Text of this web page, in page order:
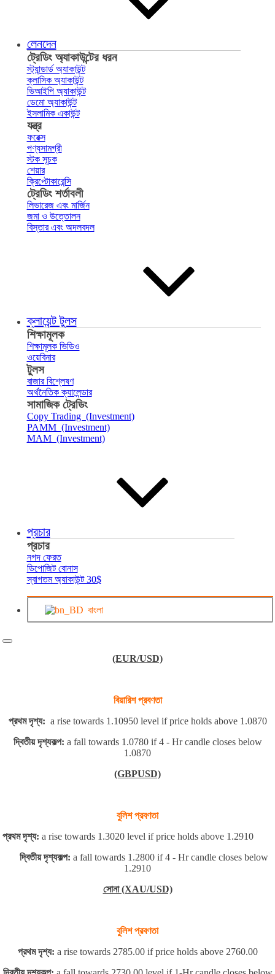
লেনদেন
ট্রেডিং অ্যাকাউন্টের ধরন
স্ট্যান্ডার্ড অ্যাকাউন্ট
ক্লাসিক অ্যাকাউন্ট
ভিআইপি অ্যাকাউন্ট
ডেমো অ্যাকাউন্ট
ইসলামিক একাউন্ট
যন্ত্র
ফরেক্স
পণ্যসামগ্রী
স্টক সূচক
শেয়ার
ক্রিপ্টোকারেন্সি
ট্রেডিং শর্তাবলী
লিভারেজ এবং মার্জিন
জমা ও উত্তোলন
বিস্তার এবং অদলবদল
ক্লায়েন্ট টুলস
শিক্ষামূলক
শিক্ষামূলক ভিডিও
ওয়েবিনার
টুলস
বাজার বিশ্লেষণ
অর্থনৈতিক ক্যালেন্ডার
সামাজিক ট্রেডিং
Copy Trading (Investment)
PAMM (Investment)
MAM (Investment)
প্রচার
প্রচার
নগদ ফেরত
ডিপোজিট বোনাস
স্বাগতম অ্যাকাউন্ট 30$
বাংলা
(EUR/USD)
বিয়ারিশ প্রবণতা
প্রথম দৃশ্য: a rise towards 1.10950 level if price holds above 1.0870
দ্বিতীয় দৃশ্যকল্প: a fall towards 1.0780 if 4 - Hr candle closes below
1.0870
(GBPUSD)
বুলিশ প্রবণতা
প্রথম দৃশ্য: a rise towards 1.3020 level if price holds above 1.2910
দ্বিতীয় দৃশ্যকল্প: a fall towards 1.2800 if 4 - Hr candle closes below
1.2910
সোনা (XAU/USD)
বুলিশ প্রবণতা
প্রথম দৃশ্য: a rise towards 2785.00 if price holds above 2760.00